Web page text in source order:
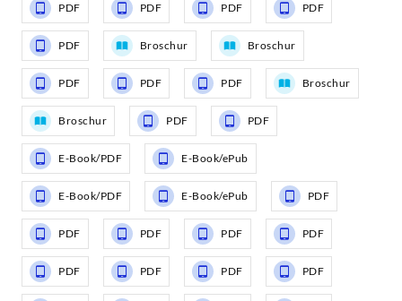
PDF PDF PDF PDF
PDF Broschur Broschur
PDF PDF PDF Broschur
Broschur PDF PDF
E-Book/PDF E-Book/ePub
E-Book/PDF E-Book/ePub PDF
PDF PDF PDF PDF
PDF PDF PDF PDF